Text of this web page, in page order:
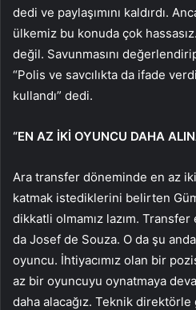
dedi ve paylaşımını kaldırdı.
ülkemiz bu konuda çok
değil. Savunmasını
“Polis ve savcılıkta da ifade
kullandı” dedi.
“EN AZ İKİ OYUNCU DAHA
Ara transfer döneminde en az
katmak istediklerini belirten
dikkatli olmamız lazım.
da Josef de Souza. O da şu
oyuncu. İhtiyacımız olan bir
az bir oyuncuyu oynatmaya
daha alacağız. Teknik